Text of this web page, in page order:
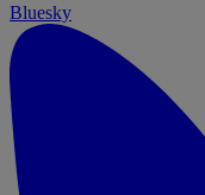
Bluesky